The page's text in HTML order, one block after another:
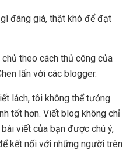
đáng giá, thật khó để đạt
theo cách thủ công của
lấn với các blogger.
lách, tôi không thể tưởng
tốt hơn. Viết blog không chỉ
viết của bạn được chú ý,
kết nối với những người trên